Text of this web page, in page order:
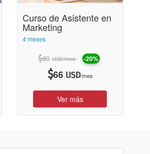
Curso de Asistente en
Marketing
4 meses
$83 USD/mes -20%
$66 USD/mes
Ver más